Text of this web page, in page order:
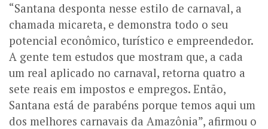
“Santana desponta nesse estilo de carnaval, a
chamada micareta, e demonstra todo o seu
potencial econômico, turístico e empreendedor.
A gente tem estudos que mostram que, a cada
um real aplicado no carnaval, retorna quatro a
sete reais em impostos e empregos. Então,
Santana está de parabéns porque temos aqui um
dos melhores carnavais da Amazônia”, afirmou o